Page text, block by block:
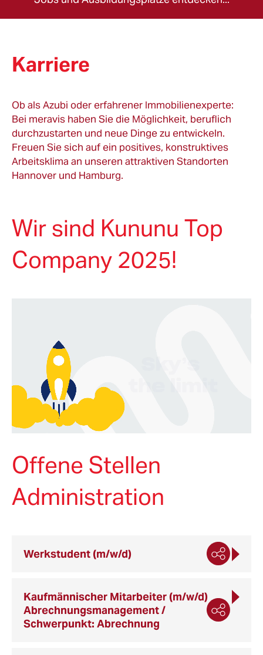
Karriere
Ob als Azubi oder erfahrener Immobilienexperte:
Bei meravis haben Sie die Möglichkeit, beruflich
durchzustarten und neue Dinge zu entwickeln.
Freuen Sie sich auf ein positives, konstruktives
Arbeitsklima an unseren attraktiven Standorten
Hannover und Hamburg.
Wir sind Kununu Top
Company 2025!
Offene Stellen
Administration
Werkstudent (m/w/d)
Kaufmännischer Mitarbeiter (m/w/d)
Abrechnungsmanagement /
Schwerpunkt: Abrechnung